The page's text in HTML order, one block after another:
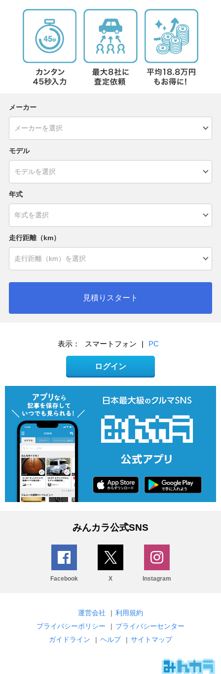
メーカー
モデル
年式
走行距離（km）
見積りスタート
表示： スマートフォン | PC
ログイン
みんカラ公式SNS
Facebook X Instagram
運営会社 | 利用規約
プライバシーポリシー
| プライバシーセンター
ガイドライン
| ヘルプ | サイトマップ